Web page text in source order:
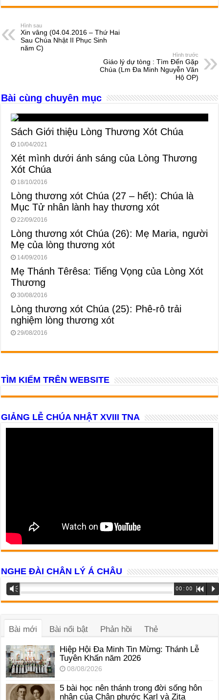
c
e
b
o
ss
e
n
at
s
A
e
a
d
s
er ail ar
Hình sau
Xin vâng (04.04.2016 – Thứ Hai
Sau Chúa Nhật II Phục Sinh
năm C)
Hình trước
Giáo lý dự tòng : Tìm Đến Gặp
Chúa (Lm Đa Minh Nguyễn Văn
Hộ OP)
Bài cùng chuyên mục
Sách Giới thiệu Lòng Thương Xót Chúa
10/04/2021
Xét mình dưới ánh sáng của Lòng Thương
Xót Chúa
18/10/2016
Lòng thương xót Chúa (27 – hết): Chúa là
Mục Tử nhân lành hay thương xót
22/09/2016
Lòng thương xót Chúa (26): Mẹ Maria, người
Mẹ của lòng thương xót
14/09/2016
Mẹ Thánh Têrêsa: Tiếng Vọng của Lòng Xót
Thương
30/08/2016
Lòng thương xót Chúa (25): Phê-rô trải
nghiệm lòng thương xót
29/08/2016
TÌM KIẾM TRÊN WEBSITE
GIẢNG LỄ CHÚA NHẬT XVIII TNA
NGHE ĐÀI CHÂN LÝ Á CHÂU
Trình
phát
âm
Vm 00:00 R P
Bài mới Bài nổi bật Phản hồi Thẻ
Hiệp Hội Đa Minh Tin Mừng: Thánh Lễ
Tuyên Khấn năm 2026
08/08/2026
5 bài học nên thánh trong đời sống hôn
nhân của Chân phước Karl và Zita